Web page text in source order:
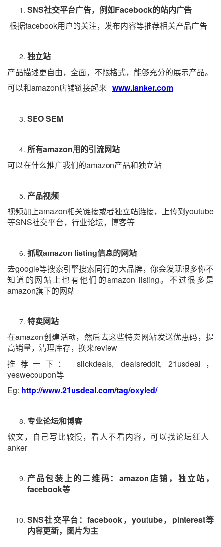
SNS社交平台广告，例如Facebook的站内广告
根据facebook用户的关注，发布内容等推荐相关产品广告
独立站
产品描述更自由，全面，不限格式，能够充分的展示产品。
可以和amazon店铺链接起来 www.ianker.com
SEO SEM
所有amazon用的引流网站
可以在什么推广我们的amazon产品和独立站
产品视频
视频加上amazon相关链接或者独立站链接，上传到youtube
等SNS社交平台，行业论坛，博客等
抓取amazon listing信息的网站
去google等搜索引擎搜索同行的大品牌，你会发现很多你不
知道的网站上也有他们的amazon listing。不过很多是
amazon旗下的网站
特卖网站
在amazon创建活动，然后去这些特卖网站发送优惠码，提
高销量，清理库存，换来review
推荐一下：
slickdeals, dealsreddit, 21usdeal ，
yeswecoupon等
Eg: http://www.21usdeal.com/tag/oxyled/
专业论坛和博客
软文，自己写比较慢，看人不看内容，可以找论坛红人
anker
产品包装上的二维码：amazon 店铺，独立站，
facebook等
SNS社交平台：facebook， youtube， pinterest等
内容更新，图片为主